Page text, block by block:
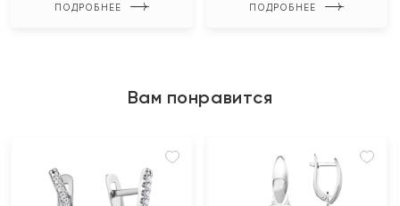
ПОДРОБНЕЕ ПОДРОБНЕЕ
Вам понравится